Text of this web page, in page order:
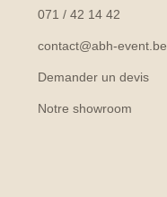
071 / 42 14 42
contact@abh-event.be
Demander un devis
Notre showroom